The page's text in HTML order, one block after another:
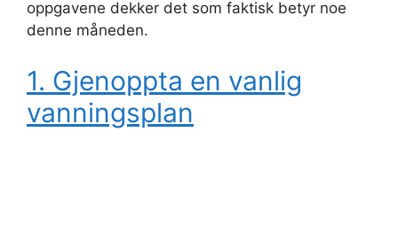
oppgavene dekker det som faktisk betyr noe
denne måneden.
1. Gjenoppta en vanlig
vanningsplan